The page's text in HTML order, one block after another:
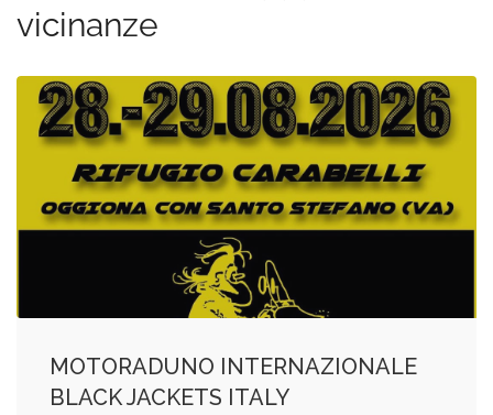
vicinanze
MOTORADUNO INTERNAZIONALE
BLACK JACKETS ITALY